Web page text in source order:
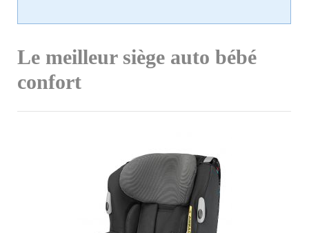
Le meilleur siège auto bébé
confort